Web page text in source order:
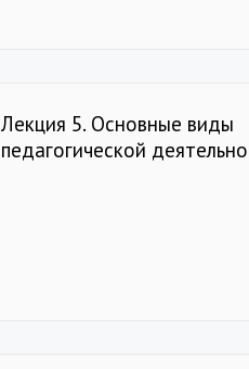
Лекция 5. Основные виды
педагогической